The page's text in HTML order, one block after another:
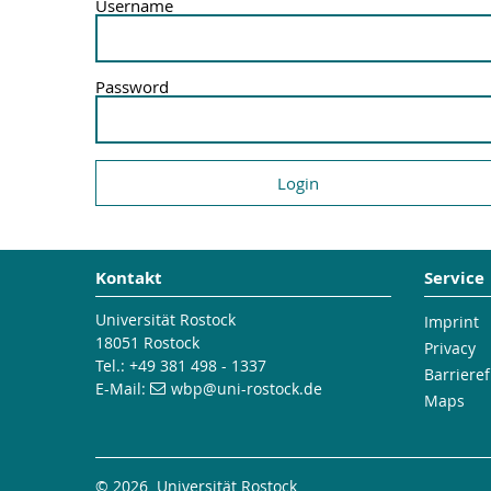
Username
Password
Kontakt
Universität Rostock
18051 Rostock
Tel.: +49 381 498 - 1337
E-Mail:
wbp@uni-rostock.de
Service
Imprint
Privacy
Maps
© 2026 Universität Rostock